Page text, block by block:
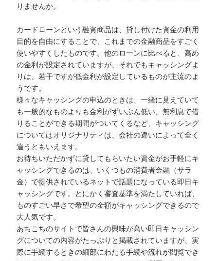
りませんか。
カードローンという融資商品は、貸し付けた資金の利用
目的を自由にすることで、これまでの金融商品をすごく
使いやすくしたものです。他のローンに比べると、高め
の金利が設定されていますが、それでもキャッシングよ
りは、若干ですが低金利が設定しているものが主流のよ
うです。
様々なキャッシングの申込のときは、一緒に見えていて
も一般的なものよりも金利がずいぶん低い、無利息で借
りることができる期間がついてくるなど、キャッシング
についてはオリジナリティは、会社の違いによって全く
違うともいえます。
お待ちいただかずに貸してもらいたい資金がお手軽にキ
ャッシングできるのは、いくつもの消費者金融（サラ
金）で提供されているネットで話題になっている即日キ
ャッシングです。とにかく審査基準を満たしていれば、
ものすごい早さで希望の金額がキャッシングできるので
大人気です。
あちこちのサイトで皆さんの興味が高い即日キャッシン
グについての内容がたっぷりと掲載されていますが、実
際に手続するときの細部にわたる手続や流れが閲覧でき